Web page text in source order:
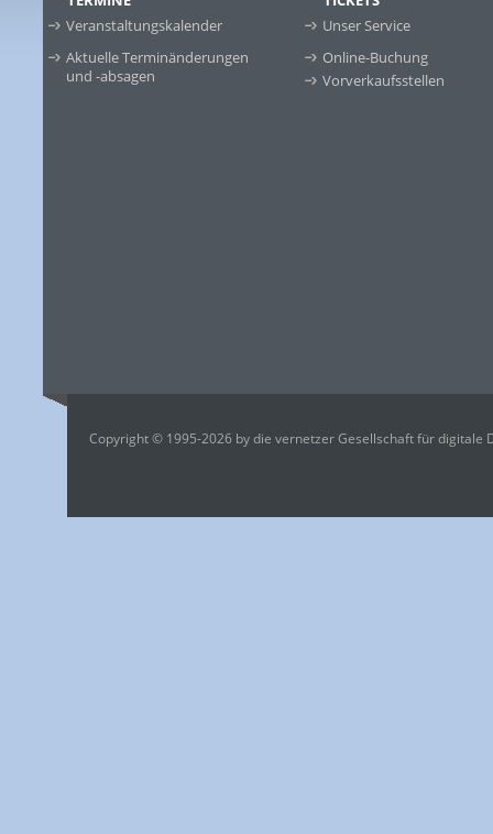
Veranstaltungskalender
Aktuelle Terminänderungen
und -absagen
Unser Service
Online-Buchung
Vorverkaufsstellen
Copyright © 1995-2026 by die vernetzer Gesellschaft für digitale